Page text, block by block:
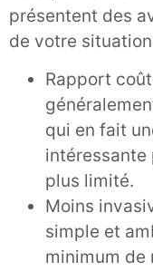
présentent des
de votre
Rapport
qui en fait
intéressante
plus limité.
Moins
simple et
minimum de